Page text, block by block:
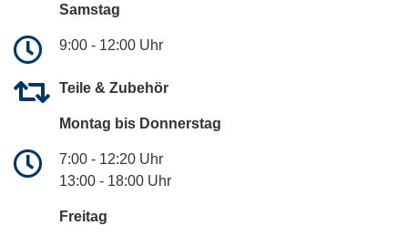
Samstag
9:00 - 12:00 Uhr
Teile & Zubehör
Montag bis Donnerstag
7:00 - 12:20 Uhr
13:00 - 18:00 Uhr
Freitag